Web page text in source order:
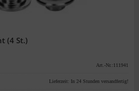
(4 St.)
Art.-Nr.:111941
Lieferzeit: In 24 Stunden versandfertig!